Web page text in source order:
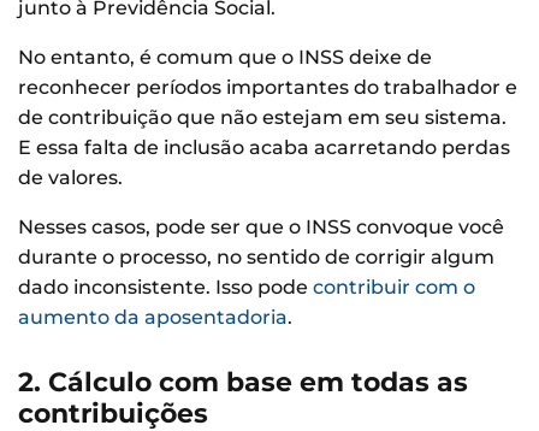
junto à Previdência Social.
No entanto, é comum que o INSS deixe de
reconhecer períodos importantes do trabalhador e
de contribuição que não estejam em seu sistema.
E essa falta de inclusão acaba acarretando perdas
de valores.
Nesses casos, pode ser que o INSS convoque você
durante o processo, no sentido de corrigir algum
dado inconsistente. Isso pode contribuir com o
aumento da aposentadoria.
2. Cálculo com base em todas as
contribuições